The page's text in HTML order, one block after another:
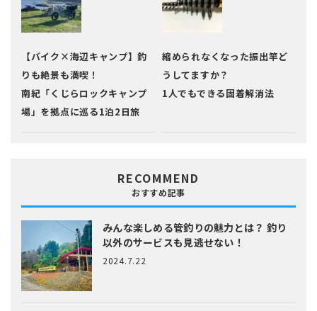
【バイク×海辺キャンプ】釣
りも絶景も満喫！
南紀「くじらロックキャンプ
場」を拠点に巡る1泊2日旅
縮められなくなった振出竿ど
うしてますか？
1人でもできる固着解消法
RECOMMEND
おすすめ記事
みんな楽しめる管釣りの魅力とは？ 釣り
以外のサービスも見逃せない！
2024.7.22